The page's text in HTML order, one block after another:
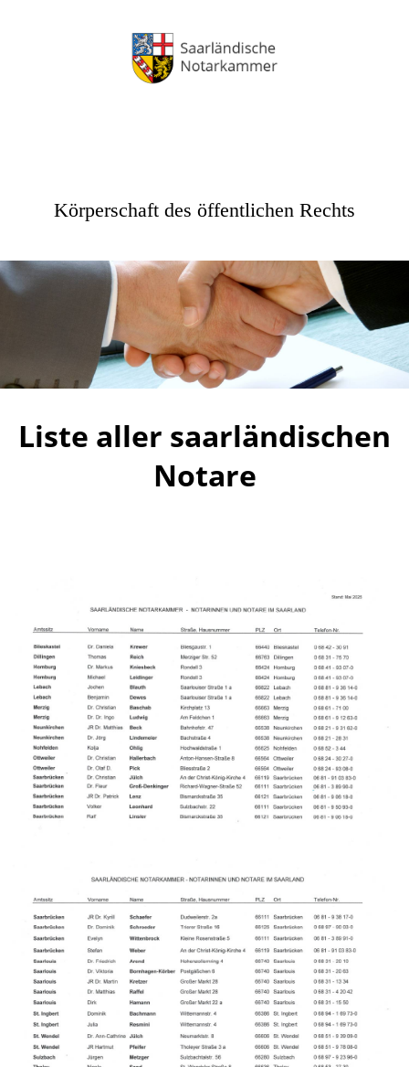
Körperschaft des öffentlichen Rechts
Liste aller saarländischen
Notare